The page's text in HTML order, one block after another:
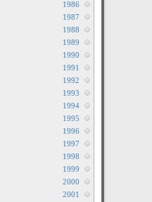
1986
1987
1988
1989
1990
1991
1992
1993
1994
1995
1996
1997
1998
1999
2000
2001